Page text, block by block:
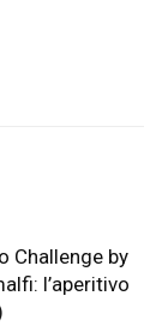
Challenge by
l’aperitivo